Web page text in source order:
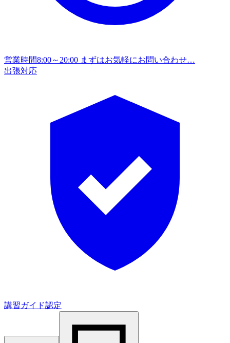
営業時間8:00～20:00 まずはお気軽にお問い合わせ…
出張対応
講習ガイド認定